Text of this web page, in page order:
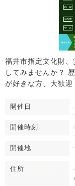
福井市指定文化財
してみませんか？
が好きな方、大歓
開催日
開催時刻
開催地
住所